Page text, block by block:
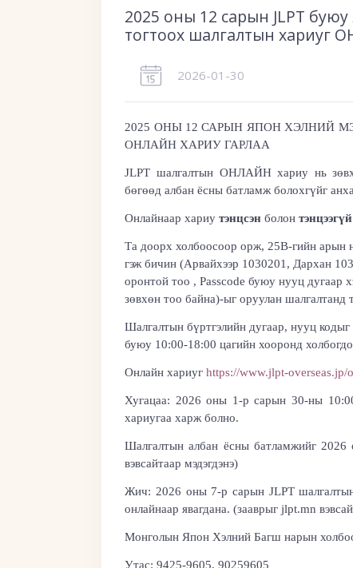
2025 оны 12 сарын JLPT
тогтоох шалгалтын хариуг
2026-01-30
2025 ОНЫ 12 САРЫН ЯПОН ХЭЛНИЙ
ОНЛАЙН ХАРИУ ГАРЛАА
JLPT шалгалтын ОНЛАЙН хариу нь
бөгөөд албан ёсны батламж болохгүйг
Онлайнаар хариу тэнцсэн болон
Та доорх холбоосоор орж, 25B-гийн арын
гэж бичин (Арвайхээр 1030201, Дархан
оронтой тоо , Passcode буюу нууц дугаар
зөвхөн тоо байна)-ыг оруулан шалгалтанд
Шалгалтын бүртгэлийн дугаар, нууц
буюу 10:00-18:00 цагийн хооронд
Онлайн хариугhttps://www.jlpt-overseas.jp/
Хугацаа: 2026 оны 1-р сарын30-ны
хариугаа харж болно.
Шалгалтын албан ёсны батламжийг 2026
вэвсайтаар мэдэгдэнэ)
Жич: 2026 оны 7-р сарын JLPT
онлайнаар явагдана. (зааврыг jlpt.mn
Монголын Япон Хэлний Багш нарын
Утас: 9425-9605, 90259605